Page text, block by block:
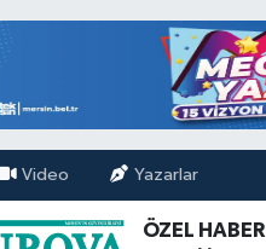
Video Yazarlar
ÖZEL HABER